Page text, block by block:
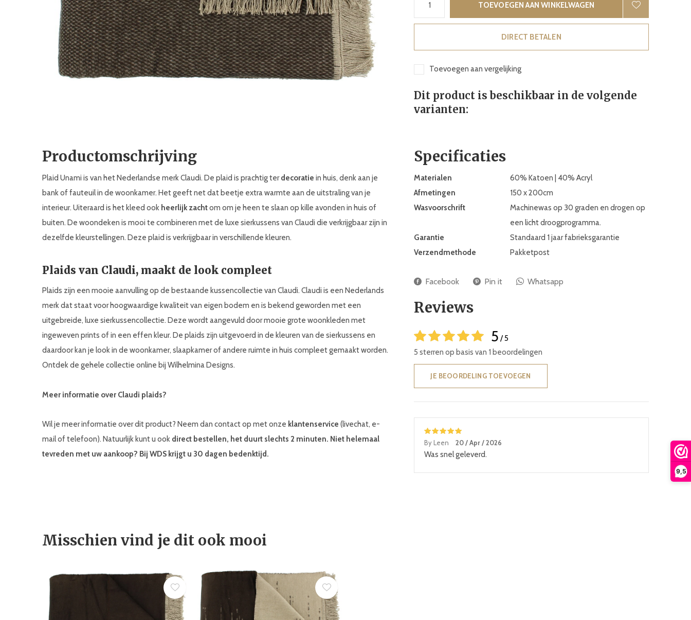
9,5
TOEVOEGEN AAN WINKELWAGEN
DIRECT BETALEN
Toevoegen aan vergelijking
Dit product is beschikbaar in de volgende
varianten:
Productomschrijving
Plaid Unami is van het Nederlandse merk Claudi. De plaid is prachtig terdecoratie in huis, denk aan je
bank of fauteuil in de woonkamer. Het geeft net dat beetje extra warmte aan de uitstraling van je
interieur. Uiteraard is het kleed ook heerlijk zachtom om je heen te slaan op kille avonden in huis of
buiten. De woondeken is mooi te combineren met de luxe sierkussens van Claudi die verkrijgbaar zijn in
dezelfde kleurstellingen. Deze plaid is verkrijgbaar in verschillende kleuren.
Plaids van Claudi, maakt de look compleet
Plaids zijn een mooie aanvulling op de bestaande kussencollectie van Claudi. Claudi is een Nederlands
merk dat staat voor hoogwaardige kwaliteit van eigen bodem en is bekend geworden met een
uitgebreide, luxe sierkussencollectie. Deze wordt aangevuld door mooie grote woonkleden met
ingeweven prints of in een effen kleur. De plaids zijn uitgevoerd in de kleuren van de sierkussens en
daardoor kan je look in de woonkamer, slaapkamer of andere ruimte in huis compleet gemaakt worden.
Ontdek de gehele collectie online bij Wilhelmina Designs.
Meer informatie over Claudi plaids?
Wil je meer informatie over dit product? Neem dan contact op met onze klantenservice (livechat, e-
mail of telefoon). Natuurlijk kunt u ook direct bestellen, het duurt slechts 2 minuten. Niet helemaal
tevreden met uw aankoop? Bij WDS krijgt u 30 dagen bedenktijd.
Specificaties
Materialen
60% Katoen | 40% Acryl
Afmetingen
150 x 200cm
Wasvoorschrift
Machinewas op 30 graden en drogen op
een licht droogprogramma.
Garantie
Standaard 1 jaar fabrieksgarantie
Verzendmethode
Pakketpost
Facebook Pin it Whatsapp
Reviews
5 / 5
5 sterren op basis van 1 beoordelingen
JE BEOORDELING TOEVOEGEN
By Leen 20 / Apr / 2026
Was snel geleverd.
Misschien vind je dit ook mooi